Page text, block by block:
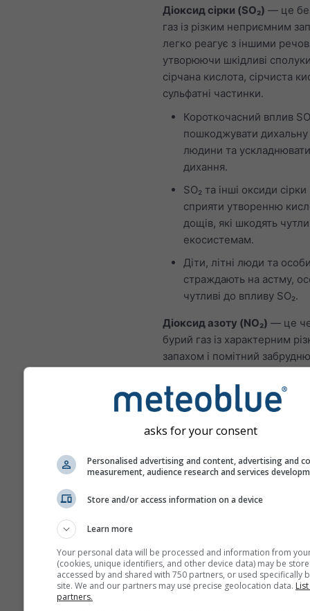
Діоксид сірки (SO₂) — це
газ із різким неприємним
легко реагує з іншими
утворюючи шкідливі
сірчана кислота, сірчиста
сульфатні частинки.
Короткочасний вплив
пошкоджувати
людини та ускладнювати
дихання.
SO₂ та інші оксиди
сприяти утворенню
дощів, які шкодять
екосистемам.
Діти, літні люди та
страждають на астму,
чутливі до впливу SO₂.
Діоксид азоту (NO₂) — це
бурий газ із характерним
запахом і помітний
спалювання викопного
нафти й газу. Більшість NO₂
транспортних засобів.
важливим забруднювачем,
сприяє утворенню озону,
імунітет до легеневих
NO₂ спричиняє
хрипи, кашель, застуда,
asks for your consent
Personalised advertising and content, advertising and
measurement, audience research and services
Store and/or access information on a device
Learn more
Your personal data will be processed and information from
(cookies, unique identifiers, and other device data) may be
accessed by and shared with 750 partners, or used specifically
site. We and our partners may use precise geolocation data.
partners.